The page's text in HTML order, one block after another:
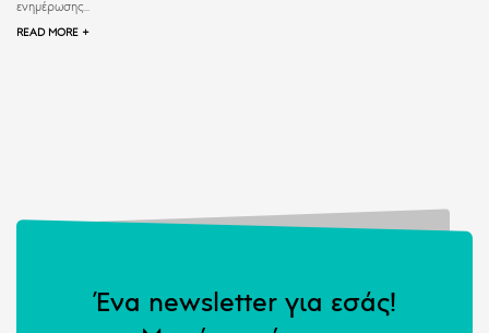
ενημέρωσης...
READ MORE +
Ένα newsletter για εσάς!